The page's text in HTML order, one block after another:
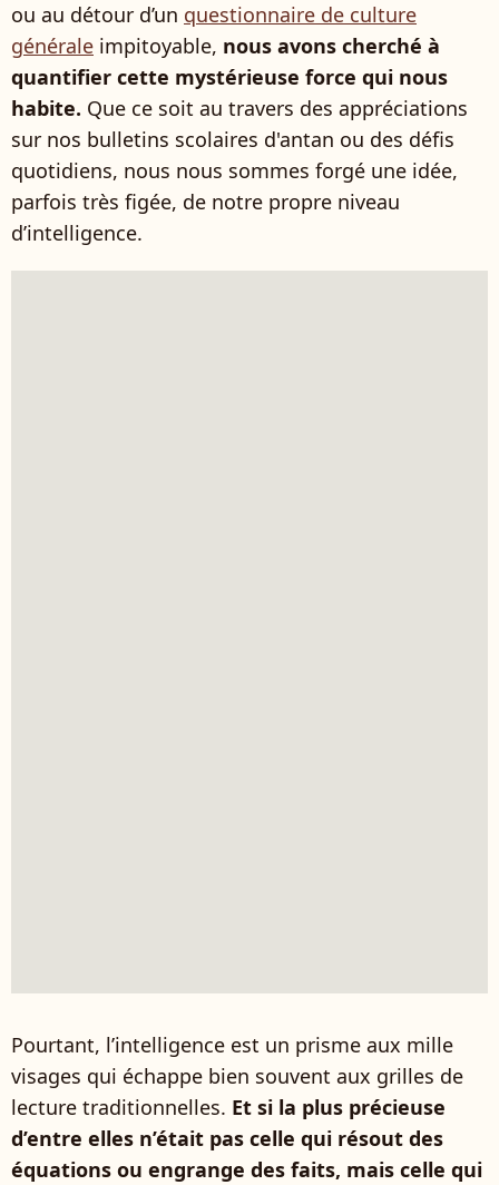
ou au détour d’un questionnaire de culture
générale impitoyable, nous avons cherché à
quantifier cette mystérieuse force qui nous
habite. Que ce soit au travers des appréciations
sur nos bulletins scolaires d'antan ou des défis
quotidiens, nous nous sommes forgé une idée,
parfois très figée, de notre propre niveau
d’intelligence.
Pourtant, l’intelligence est un prisme aux mille
visages qui échappe bien souvent aux grilles de
lecture traditionnelles. Et si la plus précieuse
d’entre elles n’était pas celle qui résout des
équations ou engrange des faits, mais celle qui